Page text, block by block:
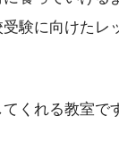
験に向けたレ
くれる教室で